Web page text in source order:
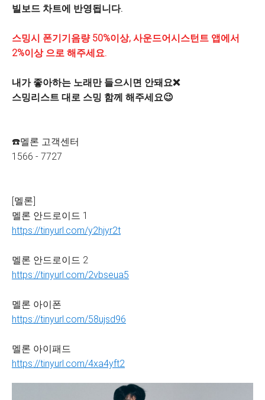
빌보드 차트에 반영됩니다.
스밍시 폰기기음량 50%이상, 사운드어시스턴트 앱에서
2%이상 으로 해주세요.
내가 좋아하는 노래만 들으시면 안돼요❌
스밍리스트 대로 스밍 함께 해주세요😉
☎️멜론 고객센터
1566 - 7727
[멜론]
멜론 안드로이드 1
https://tinyurl.com/y2hjyr2t
멜론 안드로이드 2
https://tinyurl.com/2vbseua5
멜론 아이폰
https://tinyurl.com/58ujsd96
멜론 아이패드
https://tinyurl.com/4xa4yft2